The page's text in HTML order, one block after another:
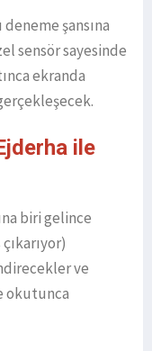
şansına
sensör sayesinde
ekranda
ile
biri gelince
ve
okutunca